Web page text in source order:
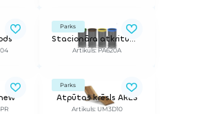
Parks
Stacionāra atkritumu urna ARO SELECTIF
Artikuls: PA620A
Parks
Atpūtas krēsls ARES
Artikuls: UM3D10